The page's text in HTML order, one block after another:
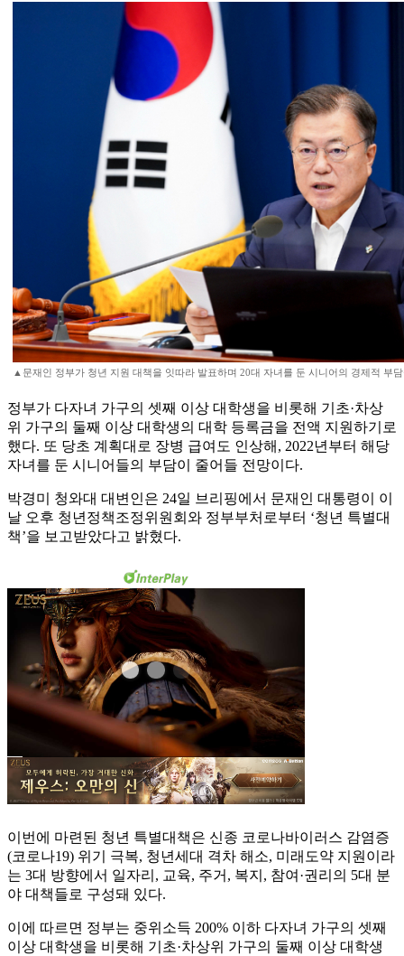
▲문재인 정부가 청년 지원 대책을 잇따라 발표하며 20대 자녀를 둔 시니어의 경제적 부
정부가 다자녀 가구의 셋째 이상 대학생을 비롯해 기초·차상
위 가구의 둘째 이상 대학생의 대학 등록금을 전액 지원하기로
했다. 또 당초 계획대로 장병 급여도 인상해, 2022년부터 해당
자녀를 둔 시니어들의 부담이 줄어들 전망이다.
박경미 청와대 대변인은 24일 브리핑에서 문재인 대통령이 이
날 오후 청년정책조정위원회와 정부부처로부터 ‘청년 특별대
책’을 보고받았다고 밝혔다.
이번에 마련된 청년 특별대책은 신종 코로나바이러스 감염증
(코로나19) 위기 극복, 청년세대 격차 해소, 미래도약 지원이라
는 3대 방향에서 일자리, 교육, 주거, 복지, 참여·권리의 5대 분
야 대책들로 구성돼 있다.
이에 따르면 정부는 중위소득 200% 이하 다자녀 가구의 셋째
이상 대학생을 비롯해 기초·차상위 가구의 둘째 이상 대학생